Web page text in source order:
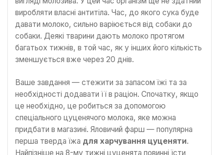
виробляти власні антитіла. Час, до якого сука буде
давати молоко, сильно варіюється від собаки до
собаки. Деякі тварини дають молоко протягом
багатьох тижнів, в той час, як у інших його кількість
зменшується вже через 20 днів.
Ваше завдання — стежити за запасом їжі та за
необхідності додавати її в раціон. Спочатку, якщо
це необхідно, це робиться за допомогою
спеціального цуценячого молока, яке можна
придбати в магазині. Яловичий фарш — популярна
перша тверда їжа для харчування цуценяти.
Найпізніше на 8-му тижні цуценята повинні їсти